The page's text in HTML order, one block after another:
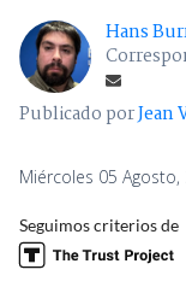
Hans
Publicado porJean
Miércoles 05
Seguimos criterios de